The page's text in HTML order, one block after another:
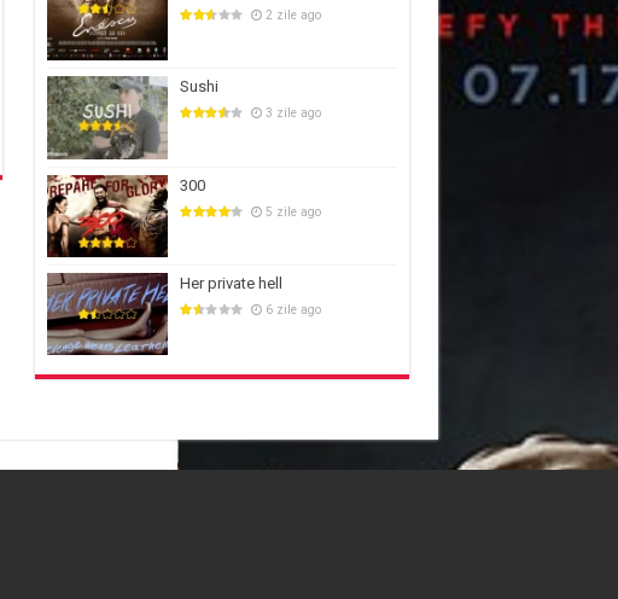
2 zile ago
Sushi
3 zile ago
300
5 zile ago
Her private hell
6 zile ago